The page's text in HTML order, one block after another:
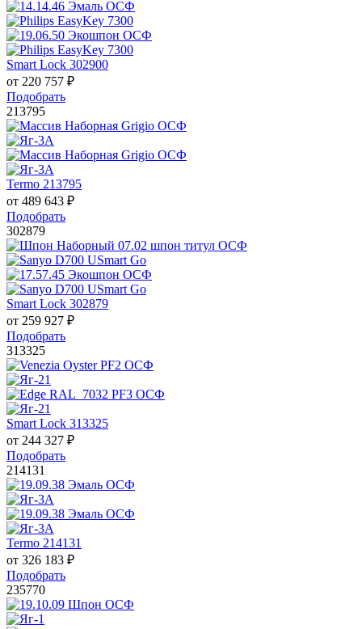
Smart Lock 302900
от 220 757 ₽
Подобрать
213795
Termo 213795
от 489 643 ₽
Подобрать
302879
Smart Lock 302879
от 259 927 ₽
Подобрать
313325
Smart Lock 313325
от 244 327 ₽
Подобрать
214131
Termo 214131
от 326 183 ₽
Подобрать
235770